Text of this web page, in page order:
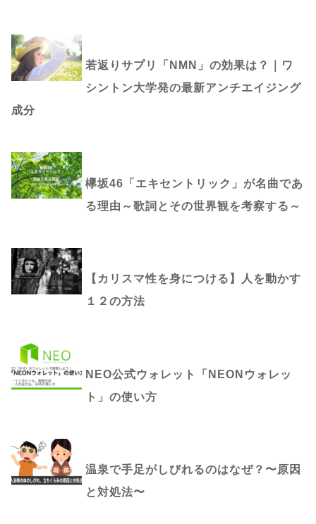
若返りサプリ「NMN」の効果は？｜ワ
シントン大学発の最新アンチエイジング
成分
欅坂46「エキセントリック」が名曲であ
る理由～歌詞とその世界観を考察する～
【カリスマ性を身につける】人を動かす
１２の方法
NEO公式ウォレット「NEONウォレッ
ト」の使い方
温泉で手足がしびれるのはなぜ？〜原因
と対処法〜